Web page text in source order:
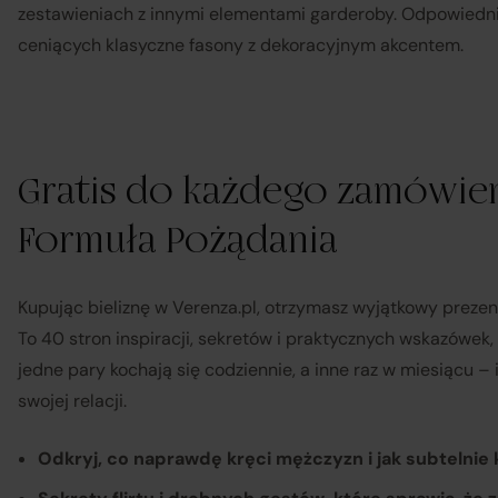
zestawieniach z innymi elementami garderoby.
ceniących klasyczne fasony z dekoracyjnym akcentem.
Gratis do każdego
Formuła Pożądania
Kupując bieliznę w Verenza.pl, otrzymasz wyjątkowy
To 40 stron inspiracji, sekretów i praktycznych
jedne pary kochają się codziennie, a inne raz w miesiącu
swojej relacji.
Odkryj, co naprawdę kręci mężczyzn i jak